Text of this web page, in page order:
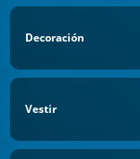
Decoración
Vestir